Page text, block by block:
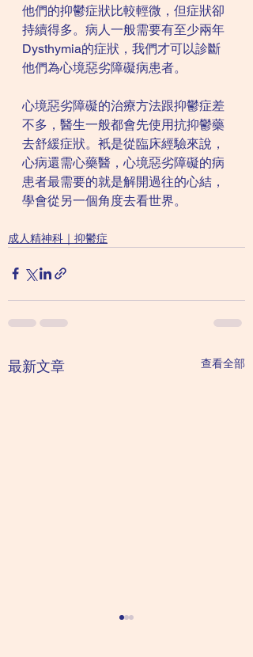
他們的抑鬱症狀比較輕微，但症狀卻
持續得多。病人一般需要有至少兩年
Dysthymia的症狀，我們才可以診斷
他們為心境惡劣障礙病患者。
心境惡劣障礙的治療方法跟抑鬱症差
不多，醫生一般都會先使用抗抑鬱藥
去舒緩症狀。衹是從臨床經驗來說，
心病還需心藥醫，心境惡劣障礙的病
患者最需要的就是解開過往的心結，
學會從另一個角度去看世界。
成人精神科｜抑鬱症
最新文章 查看全部